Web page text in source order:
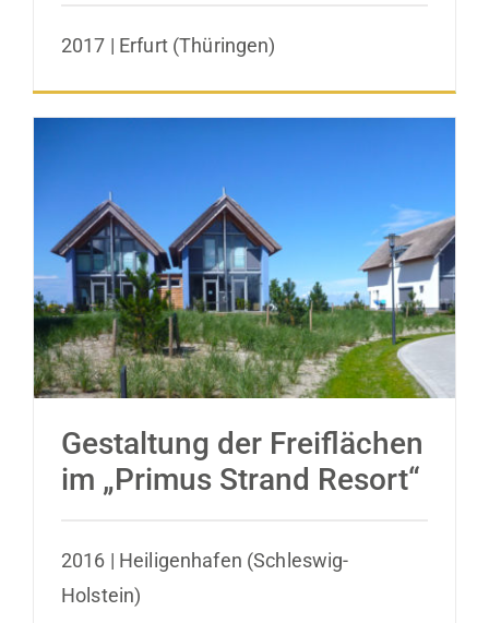
2017 | Erfurt (Thüringen)
Gestaltung der Freiflächen im „Primus
Strand Resort“
Gestaltung der Freiflächen
im „Primus Strand Resort“
2016 | Heiligenhafen (Schleswig-
Holstein)